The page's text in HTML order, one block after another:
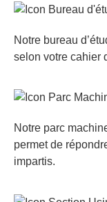
Notre bureau
selon votre cahier
Notre parc
permet de
impartis.